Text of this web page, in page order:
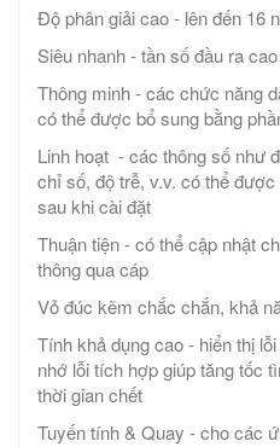
Độ phân giải cao - lên đến 16
Siêu nhanh - tần số đầu ra
Thông minh - các chức năng
có thể được bổ sung bằng
Linh hoạt - các thông số như
chỉ số, độ trễ, v.v. có thể
sau khi cài đặt
Thuận tiện - có thể cập nhật
thông qua cáp
Vỏ đúc kẽm chắc chắn, khả
Tính khả dụng cao - hiển thị
nhớ lỗi tích hợp giúp tăng tốc
thời gian chết
Tuyến tính & Quay - cho các